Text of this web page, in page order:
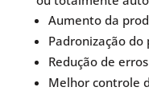
Aumento da
Padronização do
Redução de
Melhor controle